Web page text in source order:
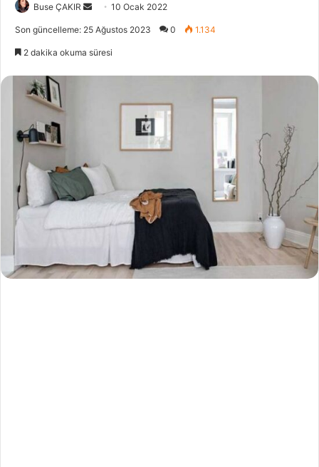
Buse ÇAKIR
Bir
göndermek
10 Ocak 2022
Son güncelleme: 25 Ağustos 2023 0 1.134
2 dakika okuma süresi